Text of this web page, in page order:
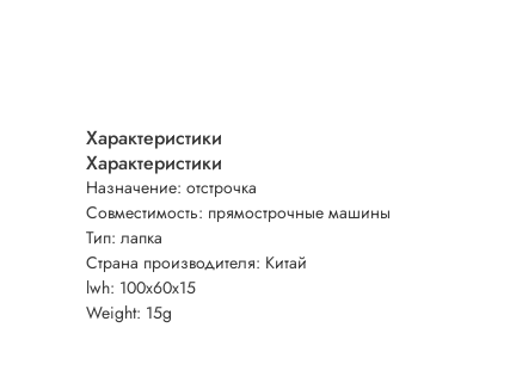
Характеристики
Характеристики
Назначение: отстрочка
Совместимость: прямострочные машины
Тип: лапка
Страна производителя: Китай
lwh: 100x60x15
Weight: 15g